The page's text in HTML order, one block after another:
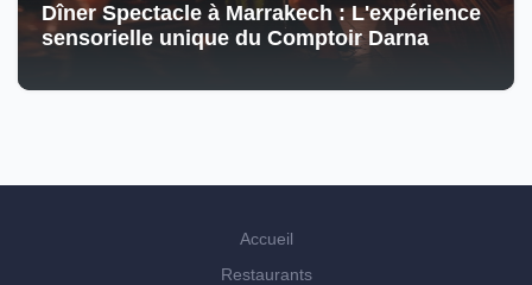
Dîner Spectacle à Marrakech : L'expérience
sensorielle unique du Comptoir Darna
Accueil
Restaurants